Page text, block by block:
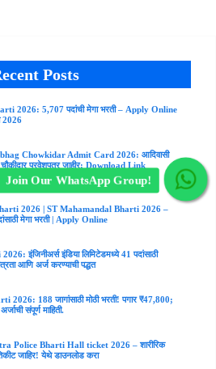
Posts
2026: 5,707 पदांची मेगा भरती – Apply Online
2026
Chowkidar Admit Card 2026: आदिवासी
चौकीदार प्रवेशपत्र जाहीर; Download Link
2026 | ST Mahamandal Bharti 2026 –
मेगा भरती | Apply Online
इंजिनीअर्स इंडिया लिमिटेडमध्ये 41 पदांसाठी
आणि अर्ज करण्याची पद्धत
2026: 188 जागांसाठी मोठी भरती! पगार ₹47,800;
संपूर्ण माहिती.
Police Bharti Hall ticket 2026 – शारीरिक
जाहिर! येथे डाउनलोड करा
Join Our WhatsApp Group!